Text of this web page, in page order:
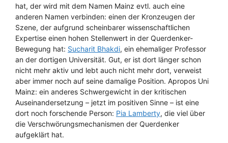
hat, der wird mit dem Namen Mainz evtl. auch eine
anderen Namen verbinden: einen der Kronzeugen der
Szene, der aufgrund scheinbarer wissenschaftlichen
Expertise einen hohen Stellenwert in der Querdenker-
Bewegung hat: Sucharit Bhakdi, ein ehemaliger Professor
an der dortigen Universität. Gut, er ist dort länger schon
nicht mehr aktiv und lebt auch nicht mehr dort, verweist
aber immer noch auf seine damalige Position. Apropos Uni
Mainz: ein anderes Schwergewicht in der kritischen
Auseinandersetzung – jetzt im positiven Sinne – ist eine
dort noch forschende Person: Pia Lamberty, die viel über
die Verschwörungsmechanismen der Querdenker
aufgeklärt hat.